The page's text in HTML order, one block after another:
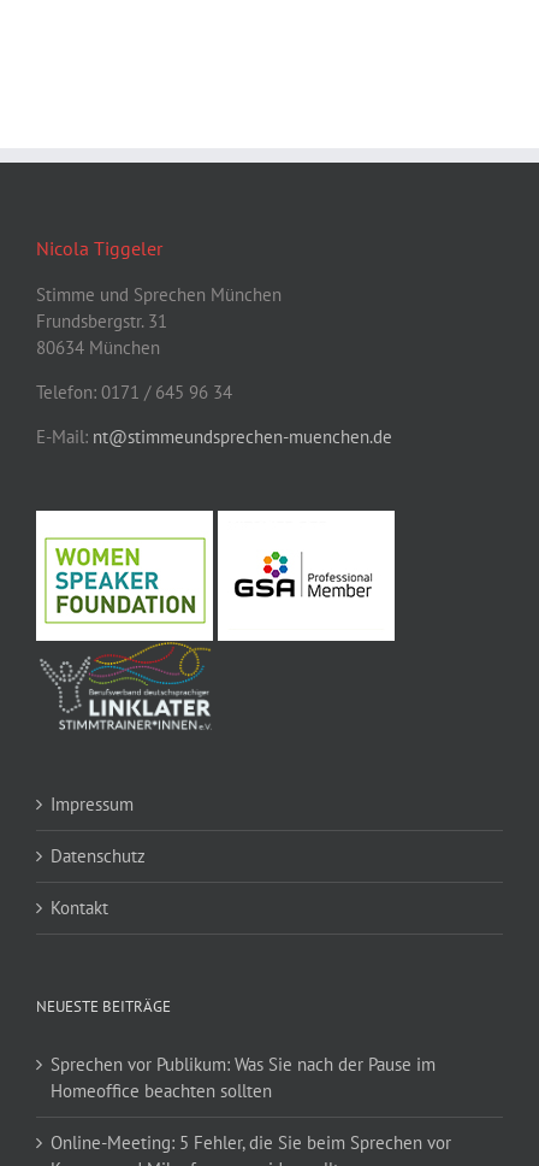
Nicola Tiggeler
Stimme und Sprechen München
Frundsbergstr. 31
80634 München
Telefon: 0171 / 645 96 34
E-Mail: nt@stimmeundsprechen-muenchen.de
Impressum
Datenschutz
Kontakt
NEUESTE BEITRÄGE
Sprechen vor Publikum: Was Sie nach der Pause im
Homeoffice beachten sollten
Online-Meeting: 5 Fehler, die Sie beim Sprechen vor